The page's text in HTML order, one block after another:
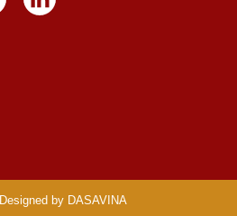
Designed by DASAVINA